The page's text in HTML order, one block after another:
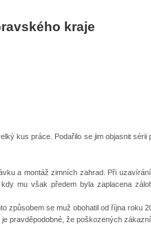
kraje
práce. Podařilo se jim objasnit sérii
a montáž zimních zahrad. Při
mu však předem byla zaplacena
způsobem se muž obohatil od října roku
pravděpodobné, že poškozených